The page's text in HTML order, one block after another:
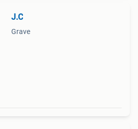
J.C
Grave